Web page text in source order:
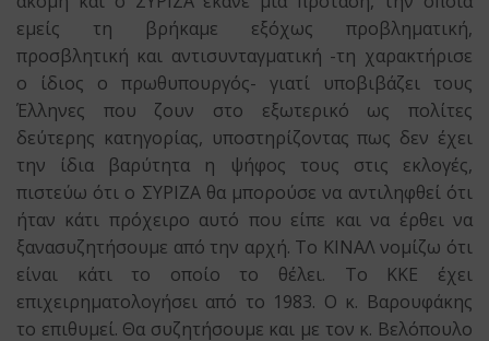
εμείς τη βρήκαμε εξόχως προβληματική,
προσβλητική και αντισυνταγματική -τη χαρακτήρισε
ο ίδιος ο πρωθυπουργός- γιατί υποβιβάζει τους
Έλληνες που ζουν στο εξωτερικό ως πολίτες
δεύτερης κατηγορίας, υποστηρίζοντας πως δεν έχει
την ίδια βαρύτητα η ψήφος τους στις εκλογές,
πιστεύω ότι ο ΣΥΡΙΖΑ θα μπορούσε να αντιληφθεί ότι
ήταν κάτι πρόχειρο αυτό που είπε και να έρθει να
ξανασυζητήσουμε από την αρχή. Το ΚΙΝΑΛ νομίζω ότι
είναι κάτι το οποίο το θέλει. Το ΚΚΕ έχει
επιχειρηματολογήσει από το 1983. Ο κ. Βαρουφάκης
το επιθυμεί. Θα συζητήσουμε και με τον κ. Βελόπουλο